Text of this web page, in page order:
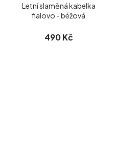
Letní slaměná kabelka
fialovo - béžová
490 Kč